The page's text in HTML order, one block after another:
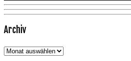
Archiv
Archiv